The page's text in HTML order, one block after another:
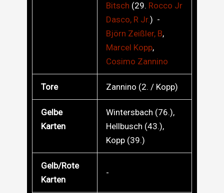
Bitsch (29. Rocco Jr
Dasco, R Jr.) -
Björn Zeißler, B,
Marcel Kopp,
Cosimo Zannino
Tore Zannino (2. / Kopp)
Gelbe
Karten
Wintersbach (76.),
Hellbusch (43.),
Kopp (39.)
Gelb/Rote
Karten
-